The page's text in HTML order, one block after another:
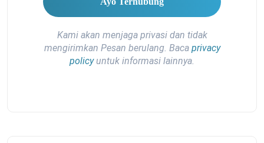
Kami akan menjaga privasi dan tidak
mengirimkan Pesan berulang. Baca privacy
policyuntuk informasi lainnya.